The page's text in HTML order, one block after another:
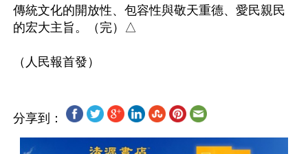
傳統文化的開放性、包容性與敬天重德、愛民親民
的宏大主旨。（完）△
分享到：